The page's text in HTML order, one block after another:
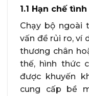
1.1 Hạn chế
Chạy bộ ngoài
vấn đề rủi ro, ví
thương chân
thế, hình thức
được khuyến
cung cấp bề